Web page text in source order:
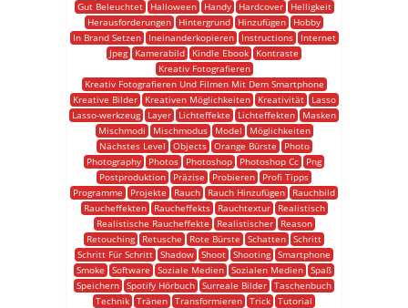
Gut Beleuchtet
Halloween Handy Hardcover
Helligkeit
Herausforderungen
Hintergrund Hinzufügen
Hobby
In Brand Setzen
Ineinanderkopieren Instructions
Internet
Jpeg
Kamerabild Kindle Ebook
Kontraste
Kreativ Fotografieren
Kreativ Fotografieren Und Filmen Mit Dem Smartphone
Kreative Bilder
Kreativen Möglichkeiten Kreativität
Lasso
Lasso-werkzeug
Layer Lichteffekte Lichteffekten
Masken
Mischmodi
Mischmodus Model
Möglichkeiten
Nächstes Level
Objects Orange Bürste
Photo
Photography
Photos Photoshop Photoshop Cc
Png
Postproduktion
Präzise Probieren
Profi Tipps
Programme
Projekte Rauch Rauch Hinzufügen
Rauchbild
Raucheffekten
Raucheffekts Rauchtextur
Realistisch
Realistische Raucheffekte
Realistischer
Reason
Retouching
Retusche Rote Bürste Schatten Schritt
Schritt Für Schritt Shadow Shoot Shooting Smartphone
Smoke
Software Soziale Medien Sozialen Medien Spaß
Speichern Spotify Hörbuch Surreale Bilder Taschenbuch
Technik Tränen Transformieren Trick Tutorial